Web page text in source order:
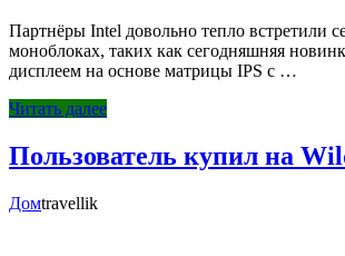
Партнёры Intel довольно тепло
моноблоках, таких как сегодняшняя
дисплеем на основе матрицы IPS с …
Читать далее
Пользователь купил на
Домtravellik